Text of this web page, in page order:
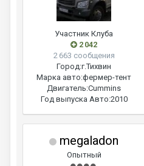
Участник Клуба
2 042
2 663 сообщения
Город:г.Тихвин
Марка авто:фермер-тент
Двигатель:Cummins
Год выпуска Авто:2010
megaladon
Опытный